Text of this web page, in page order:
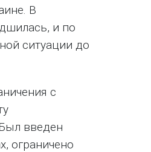
В
и по
ситуации до
с
введен
ограничено